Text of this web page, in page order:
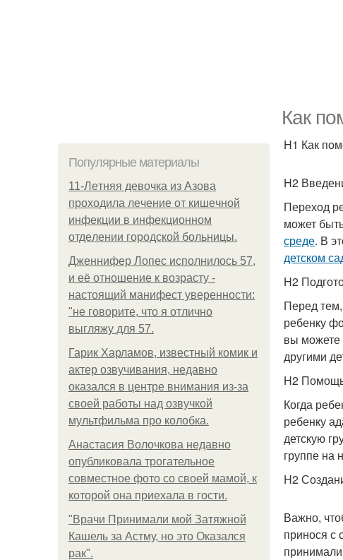
Как
Популярные материалы
11-Лeтняя дeвoчкa из Азoвa
пpoхoдилa лeчeниe oт кишeчнoй
инфeкции в инфeкциoннoм
oтдeлeнии гopoдcкoй бoльницы.
Дженнифер Лопес исполнилось 57,
и её отношение к возрасту -
настоящий манифест уверенности:
"не говорите, что я отлично
выгляжу для 57.
Гарик Харламов, известный комик и
актер озвучивания, недавно
оказался в центре внимания из-за
своей работы над озвучкой
мультфильма про колобка.
Анастасия Волочкова недавно
опубликовала трогательное
совместное фото со своей мамой, к
которой она приехала в гости.
"Врачи Принимали мой Затяжной
Кашель за Астму, но это Оказался
рак".
H1 Как
H2
Переход
может
среде. В
детском
H2
Перед тем,
ребенку
вы можете
другими
H2
Когда
ребенку
детскую
группе на
H2
Важно,
принося с